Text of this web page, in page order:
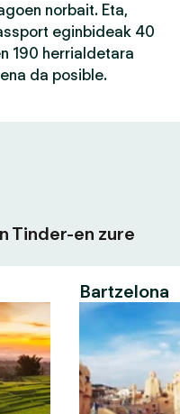
norbait. Eta,
eginbideak 40
190 herrialdetara
da posible.
Tinder-en zure
Bartzelona